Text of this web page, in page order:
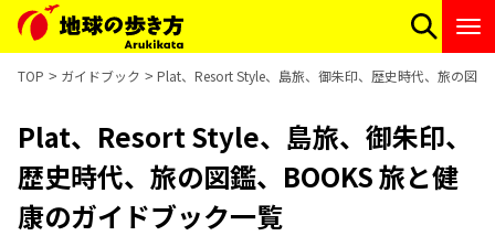
TOP ガイドブック Plat、Resort Style、島旅、御朱印、歴史時代、旅の図
Plat、Resort Style、島旅、御朱印、
歴史時代、旅の図鑑、BOOKS 旅と健
康のガイドブック一覧